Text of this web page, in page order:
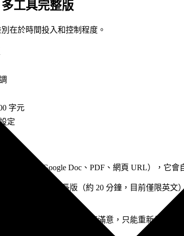
工具完整版
在於時間投入和控制程度。
字元
定
料來源（Google Doc、PDF、網頁 URL），它
約 10 分鐘）或長版（約 20 分鐘，目前僅限英文
重新生成。如果對某段不滿意，只能重新生成整集